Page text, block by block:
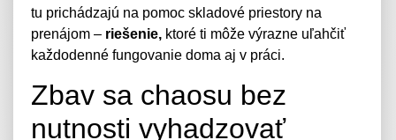
tu prichádzajú na pomoc skladové priestory na
prenájom – riešenie, ktoré ti môže výrazne uľahčiť
každodenné fungovanie doma aj v práci.
Zbav sa chaosu bez
nutnosti vyhadzovať